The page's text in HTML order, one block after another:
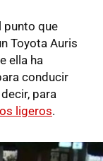
punto que
Toyota Auris
ella ha
conducir
para
ligeros.